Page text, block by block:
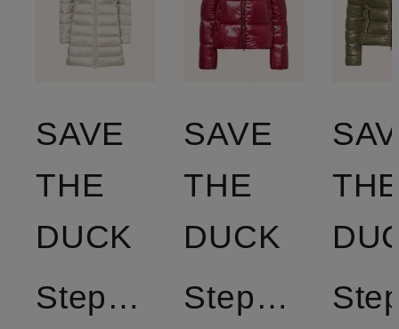
SAVE
THE
DUCK
Steppmantel
SAVE
THE
DUCK
Steppjacke